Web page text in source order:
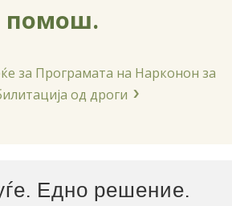
помош.
за Програмата на Нарконон за
од дроги
Едно решение.